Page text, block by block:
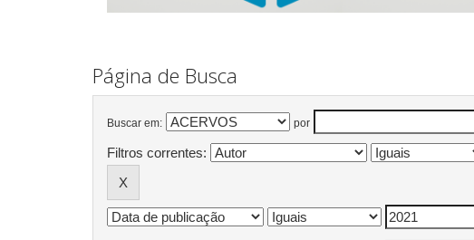
Página de Busca
Buscar em: por
Filtros correntes: